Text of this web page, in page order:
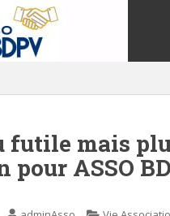
futile mais
pour ASSO